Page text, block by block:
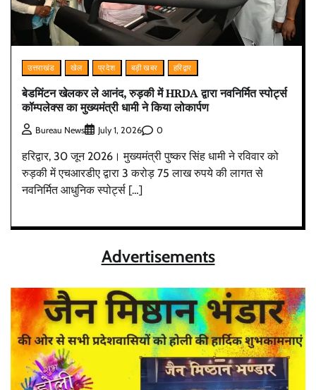
उत्तराखंड खेल प्रदेश बड़ी खबर हरिद्वार
बेडमिंटन खेलकर ले आनंद, रुड़की में HRDA द्वारा नवनिर्मित स्पोर्ट्स
कॉम्पलेक्स का मुख्यमंत्री धामी ने किया लोकार्पण
Bureau News July 1, 2026 0
हरिद्वार, 30 जून 2026। मुख्यमंत्री पुष्कर सिंह धामी ने रविवार को
रुड़की में एचआरडीए द्वारा 3 करोड़ 75 लाख रुपये की लागत से
नवनिर्मित आधुनिक स्पोर्ट्स […]
Advertisements